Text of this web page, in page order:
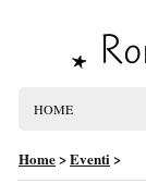
HOME
Home>Eventi>